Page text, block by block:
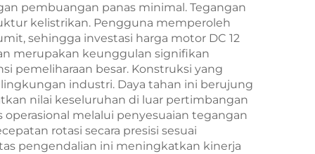
pembuangan panas minimal. Tegangan
kelistrikan. Pengguna memperoleh
sehingga investasi harga motor DC 12
merupakan keunggulan signifikan
pemeliharaan besar. Konstruksi yang
industri. Daya tahan ini berujung
nilai keseluruhan di luar pertimbangan
melalui penyesuaian tegangan
rotasi secara presisi sesuai
pengendalian ini meningkatkan kinerja